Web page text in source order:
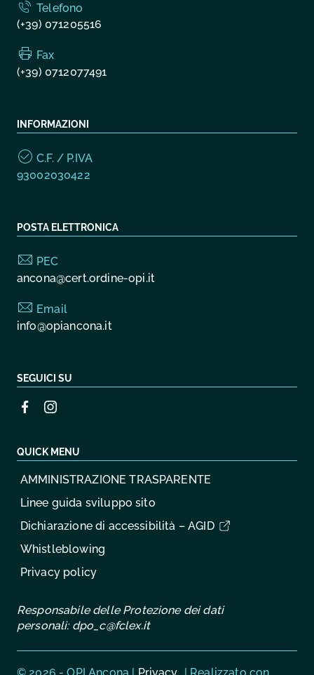
Telefono
(+39) 071205516
Fax
(+39) 0712077491
INFORMAZIONI
C.F. / P.IVA
93002030422
POSTA ELETTRONICA
PEC
ancona@cert.ordine-opi.it
Email
info@opiancona.it
SEGUICI SU
QUICK MENU
AMMINISTRAZIONE TRASPARENTE
Linee guida sviluppo sito
Dichiarazione di accessibilità – AGID
Whistleblowing
Privacy policy
Responsabile delle Protezione dei dati
personali: dpo_c@fclex.it